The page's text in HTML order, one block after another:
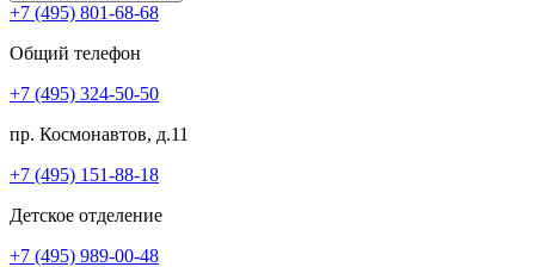
+7 (495) 801-68-68
Общий телефон
+7 (495) 324-50-50
пр. Космонавтов, д.11
+7 (495) 151-88-18
Детское отделение
+7 (495) 989-00-48